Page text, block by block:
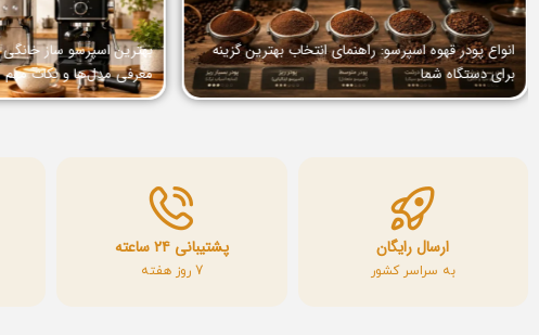
انواع پودر قهوه اسپرسو: راهنمای انتخاب بهترین گزینه
برای دستگاه شما
معرفی مدل‌ها و نکات مهم
ارسال رایگان
به سراسر کشور
پشتیبانی ۲۴ ساعته
7 روز هفته